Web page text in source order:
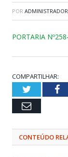
POR ADMINISTRADOR
PORTARIA
COMPARTILHAR:
Twitter
Email
CONTEÚDO